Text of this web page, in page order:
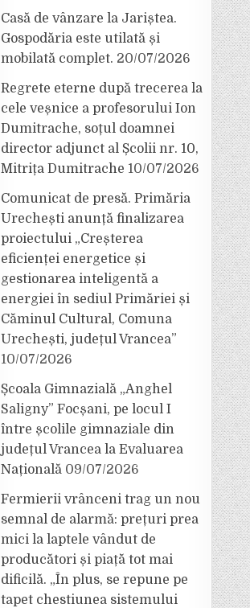
Casă de vânzare la Jariștea.
Gospodăria este utilată și
mobilată complet. 20/07/2026
Regrete eterne după trecerea la
cele veșnice a profesorului Ion
Dumitrache, soțul doamnei
director adjunct al Școlii nr. 10,
Mitrița Dumitrache 10/07/2026
Comunicat de presă. Primăria
Urechești anunță finalizarea
proiectului „Creșterea
eficienței energetice și
gestionarea inteligentă a
energiei în sediul Primăriei și
Căminul Cultural, Comuna
Urechești, județul Vrancea”
10/07/2026
Școala Gimnazială „Anghel
Saligny” Focșani, pe locul I
între școlile gimnaziale din
județul Vrancea la Evaluarea
Națională 09/07/2026
Fermierii vrânceni trag un nou
semnal de alarmă: prețuri prea
mici la laptele vândut de
producători și piață tot mai
dificilă. „În plus, se repune pe
tapet chestiunea sistemului